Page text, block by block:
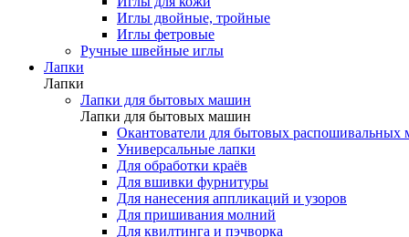
Иглы двойные, тройные
Иглы фетровые
Ручные швейные иглы
Лапки
Лапки
Лапки для бытовых машин
Лапки для бытовых машин
Окантователи для бытовых распошивальных
Универсальные лапки
Для обработки краёв
Для вшивки фурнитуры
Для нанесения аппликаций и узоров
Для пришивания молний
Для квилтинга и пэчворка